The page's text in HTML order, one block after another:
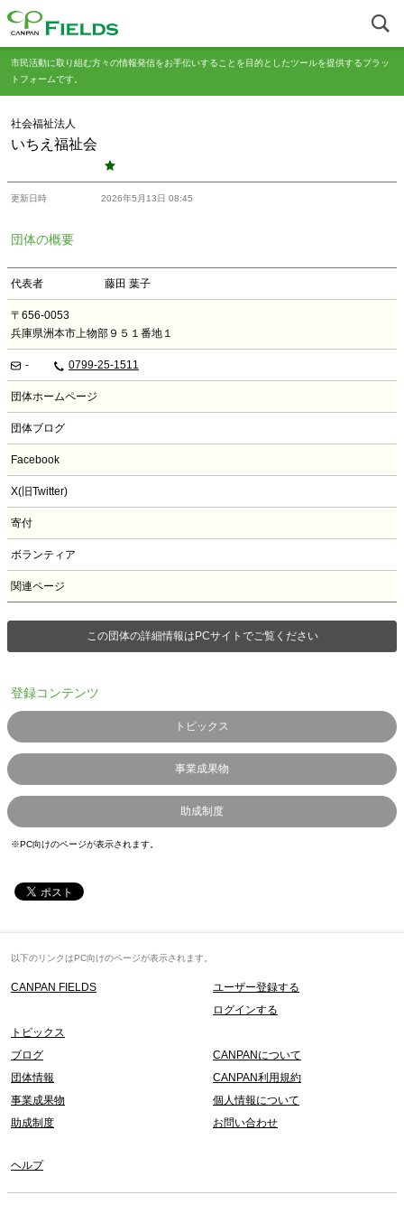
市民活動に取り組む方々の情報発信をお手伝いすることを目的としたツールを提供するプラッ
トフォームです。
社会福祉法人
いちえ福祉会
更新日時 2026年5月13日 08:45
団体の概要
代表者 藤田 葉子
〒656-0053
兵庫県洲本市上物部９５１番地１
- 0799-25-1511
団体ホームページ
団体ブログ
Facebook
X(旧Twitter)
寄付
ボランティア
関連ページ
この団体の詳細情報はPCサイトでご覧ください
登録コンテンツ
トピックス
事業成果物
助成制度
※PC向けのページが表示されます。
以下のリンクはPC向けのページが表示されます。
CANPAN FIELDS
ユーザー登録する
ログインする
トピックス
ブログ
団体情報
事業成果物
助成制度
CANPANについて
CANPAN利用規約
個人情報について
お問い合わせ
ヘルプ